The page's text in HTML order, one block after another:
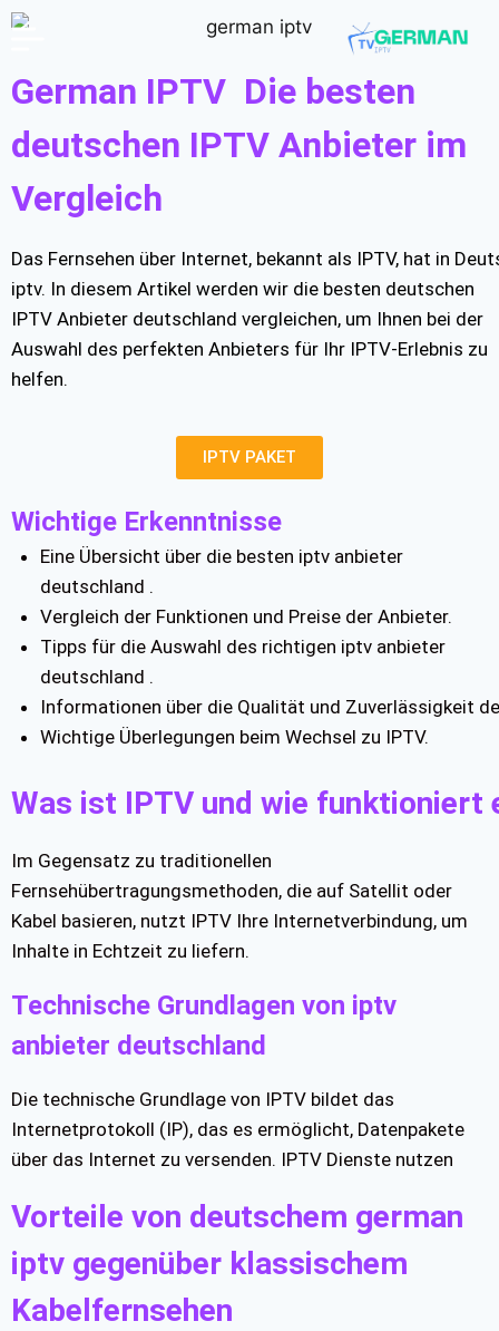
German IPTV Die besten
deutschen IPTV Anbieter im
Vergleich
Das Fernsehen über Internet, bekannt als IPTV, hat in
iptv. In diesem Artikel werden wir die besten deutschen
IPTV Anbieter deutschland vergleichen, um Ihnen bei der
Auswahl des perfekten Anbieters für Ihr IPTV-Erlebnis zu
helfen.
IPTV PAKET
Wichtige Erkenntnisse
Eine Übersicht über die besten iptv anbieter
deutschland .
Vergleich der Funktionen und Preise der Anbieter.
Tipps für die Auswahl des richtigen iptv anbieter
deutschland .
Informationen über die Qualität und Zuverlässigkeit
Wichtige Überlegungen beim Wechsel zu IPTV.
Was ist IPTV und wie funktioniert
Im Gegensatz zu traditionellen
Fernsehübertragungsmethoden, die auf Satellit oder
Kabel basieren, nutzt IPTV Ihre Internetverbindung, um
Inhalte in Echtzeit zu liefern.
Technische Grundlagen von iptv
anbieter deutschland
Die technische Grundlage von IPTV bildet das
Internetprotokoll (IP), das es ermöglicht, Datenpakete
über das Internet zu versenden. IPTV Dienste nutzen
Vorteile von deutschem german
iptv gegenüber klassischem
Kabelfernsehen